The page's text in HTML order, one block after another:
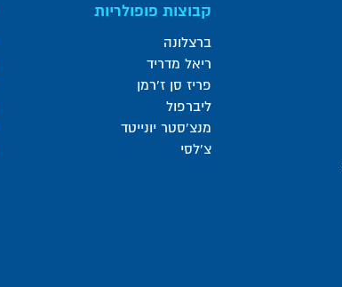
קבוצות פופולריות
ברצלונה
ריאל מדריד
פריז סן ז'רמן
ליברפול
מנצ'סטר יונייטד
צ'לסי